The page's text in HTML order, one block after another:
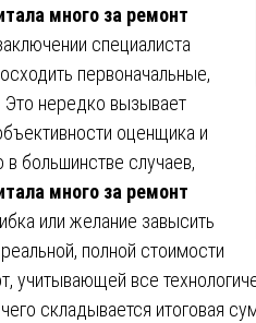
много за ремонт
специалиста
первоначальные,
Это нередко вызывает
оценщика и
большинстве случаев,
много за ремонт
или желание завысить
полной стоимости
учитывающей все
складывается итоговая